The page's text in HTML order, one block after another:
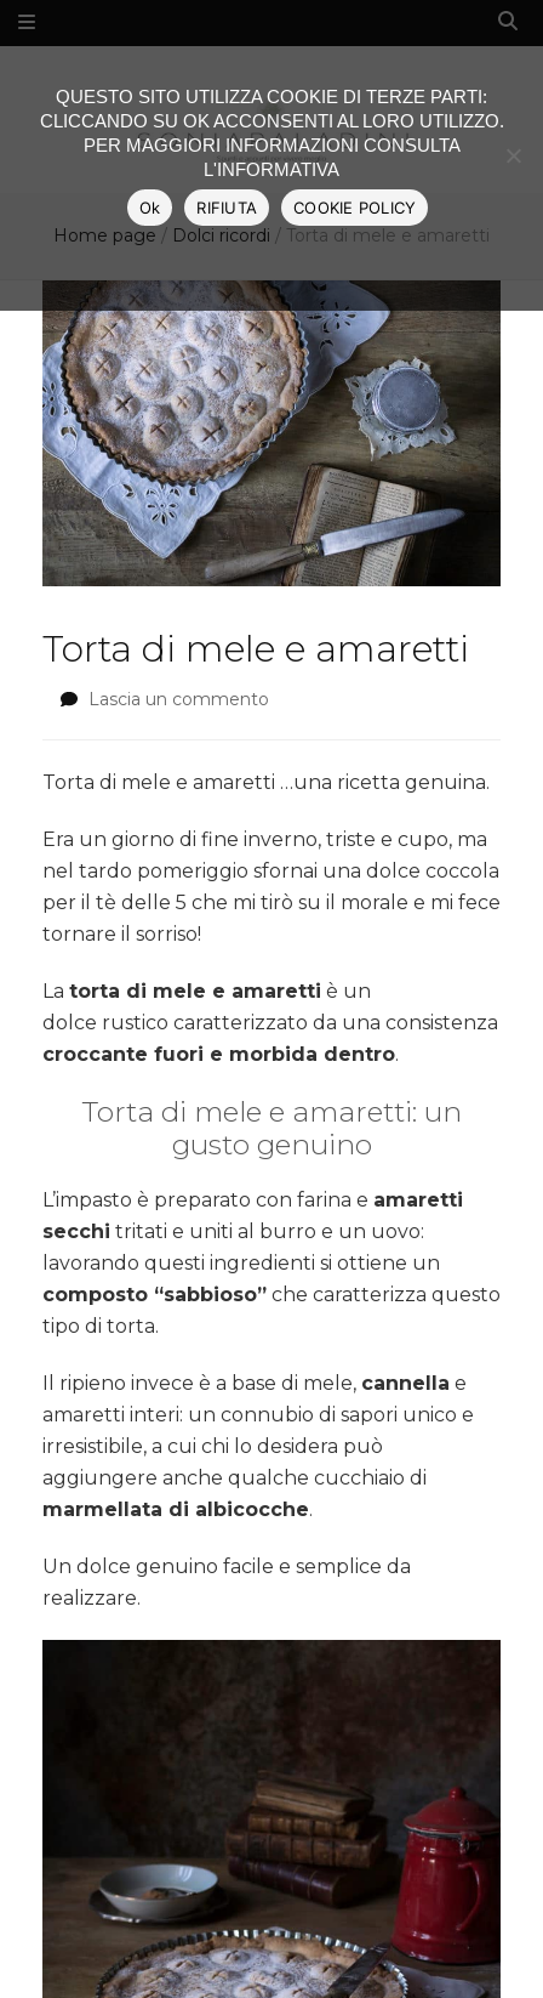
Home page / Dolci ricordi / Torta di mele e amaretti
Torta di mele e amaretti
Lascia un commento
mele
Torta di mele e amaretti …una ricetta genuina.
Era un giorno di fine inverno, triste e cupo, ma
nel tardo pomeriggio sfornai una dolce coccola
per il tè delle 5 che mi tirò su il morale e mi fece
tornare il sorriso!
La torta di mele e amaretti è un
dolce rustico caratterizzato da una consistenza
croccante fuori e morbida dentro.
Torta di mele e amaretti: un
gusto genuino
L’impasto è preparato con farina e amaretti
secchi tritati e uniti al burro e un uovo:
lavorando questi ingredienti si ottiene un
composto “sabbioso” che caratterizza questo
tipo di torta.
Il ripieno invece è a base di mele, cannella e
amaretti interi: un connubio di sapori unico e
irresistibile, a cui chi lo desidera può
aggiungere anche qualche cucchiaio di
marmellata di albicocche.
Un dolce genuino facile e semplice da
realizzare.
QUESTO SITO UTILIZZA COOKIE DI TERZE PARTI:
CLICCANDO SU OK ACCONSENTI AL LORO UTILIZZO.
PER MAGGIORI INFORMAZIONI CONSULTA
L'INFORMATIVA
Ok RIFIUTA COOKIE POLICY